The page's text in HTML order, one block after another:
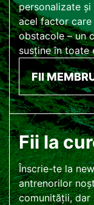
personalizate
acel factor care
obstacole – un
susține în toate
FII
Fii la
Înscrie-te la
antrenorilor
comunității, dar